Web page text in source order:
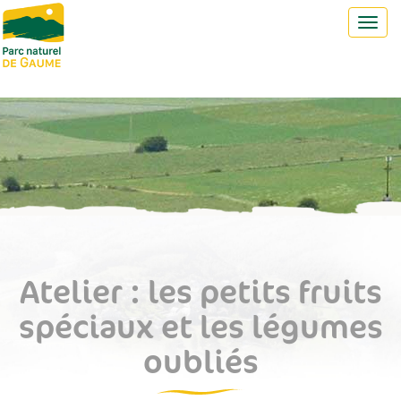
Atelier : les petits fruits
spéciaux et les légumes
oubliés